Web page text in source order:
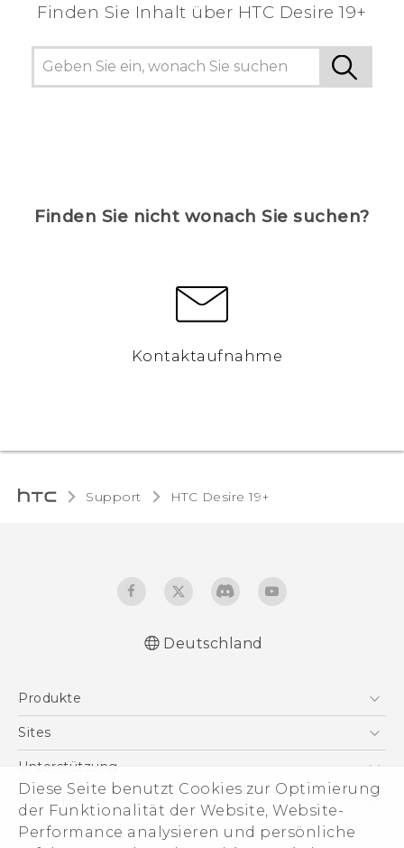
Diese Seite benutzt Cookies zur Optimierung
der Funktionalität der Website, Website-
Performance analysieren und persönliche
Finden Sie Inhalt über‎ ‎HTC Desire 19+‎
Finden Sie nicht wonach Sie suchen?
Kontaktaufnahme
Support ‎HTC Desire 19+‎‎
English - User manual
Deutsch - CE-Erklärung Zur Konformität
Deutschland
Produkte
Smartphones
VIVE
Zubehör
Sites
HTC Dev
HTC Vive
Unterstützung
Unterstützung
eCommerce Support
Über HTC
ESG